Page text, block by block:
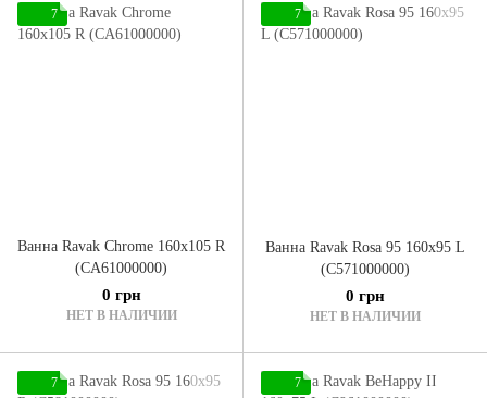
7
Ванна Ravak Chrome 160x105 R
(CA61000000)
0 грн
НЕТ В НАЛИЧИИ
7
Ванна Ravak Rosa 95 160x95 L
(C571000000)
0 грн
НЕТ В НАЛИЧИИ
7 7